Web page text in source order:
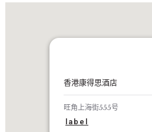
香港康得思酒店
旺角上海街555号
label